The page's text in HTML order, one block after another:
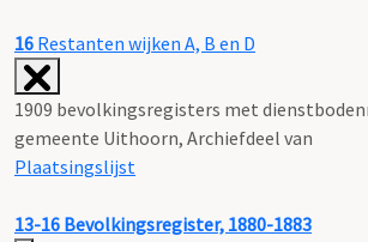
16 Restanten wijken A, B en D
1909 bevolkingsregisters met
gemeente Uithoorn, Archiefdeel van
Plaatsingslijst
13-16 Bevolkingsregister, 1880-1883